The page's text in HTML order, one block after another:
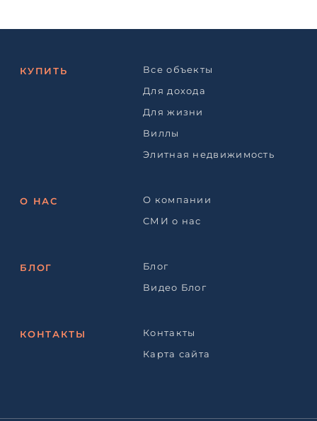
КУПИТЬ
Все объекты
Для дохода
Для жизни
Виллы
Элитная недвижимость
О НАС
О компании
СМИ о нас
БЛОГ
Блог
Видео Блог
КОНТАКТЫ
Контакты
Карта сайта